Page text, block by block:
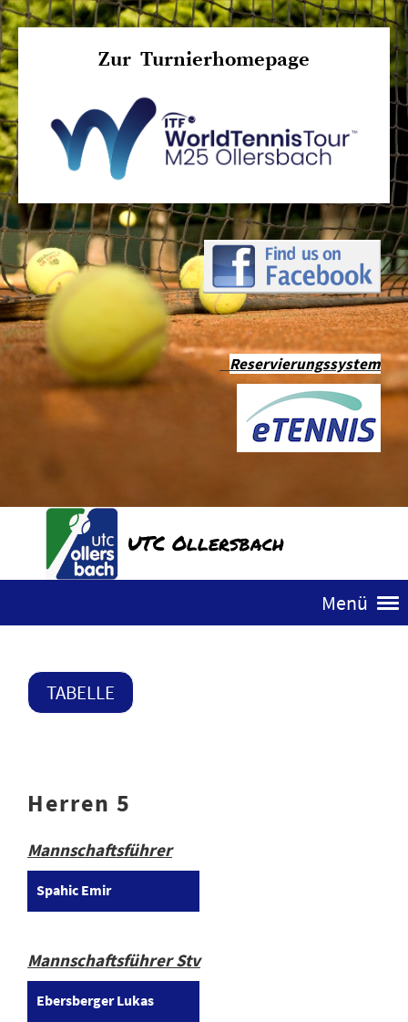
Zur Turnierhomepage
Reservierungssystem
UTC Ollersbach
Menü
TABELLE
Herren 5
Mannschaftsführer
Spahic Emir
Mannschaftsführer Stv
Ebersberger Lukas